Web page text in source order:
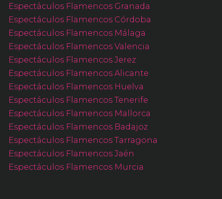
Espectáculos Flamencos Granada
Espectáculos Flamencos Córdoba
Espectáculos Flamencos Málaga
Espectáculos Flamencos Valencia
Espectáculos Flamencos Jerez
Espectáculos Flamencos Alicante
Espectáculos Flamencos Huelva
Espectáculos Flamencos Tenerife
Espectáculos Flamencos Mallorca
Espectáculos Flamencos Badajoz
Espectáculos Flamencos Tarragona
Espectáculos Flamencos Jaén
Espectáculos Flamencos Murcia